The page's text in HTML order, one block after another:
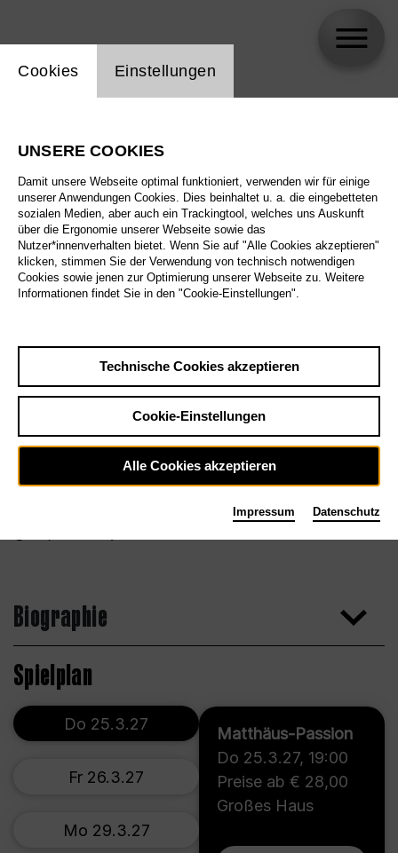
Biographie
Spielplan
Matthäus-Passion
Do 25.3.27, 19:00
Preise ab € 28,00
Großes Haus
Do 25.3.27
Fr 26.3.27
Mo 29.3.27
Einstellung Website Cookie
Cookies Einstellungen
UNSERE COOKIES
Damit unsere Webseite optimal funktioniert, verwenden wir für einige
unserer Anwendungen Cookies. Dies beinhaltet u. a. die eingebetteten
sozialen Medien, aber auch ein Trackingtool, welches uns Auskunft
über die Ergonomie unserer Webseite sowie das
Nutzer*innenverhalten bietet. Wenn Sie auf "Alle Cookies akzeptieren"
klicken, stimmen Sie der Verwendung von technisch notwendigen
Cookies sowie jenen zur Optimierung unserer Webseite zu. Weitere
Informationen findet Sie in den "Cookie-Einstellungen".
Technische Cookies akzeptieren
Cookie-Einstellungen
Alle Cookies akzeptieren
Impressum Datenschutz